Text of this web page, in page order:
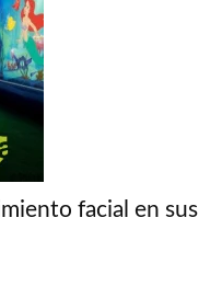
facial en sus